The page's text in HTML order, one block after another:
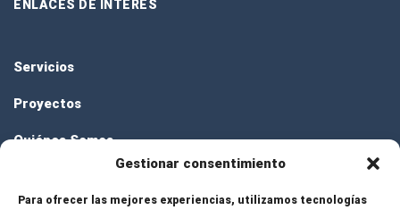
Gestionar consentimiento
Para ofrecer las mejores experiencias, utilizamos tecnologías
ENLACES DE INTERÉS
Servicios
Proyectos
Quiénes Somos